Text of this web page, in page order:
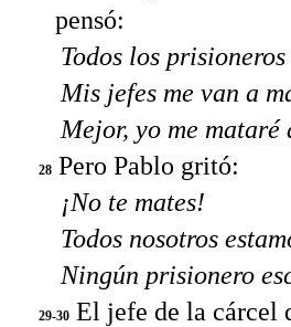
pensó:
Todos los
Mis jefes me van a
Mejor, yo me mataré
28 Pero Pablo gritó:
¡No te mates!
Todos nosotros
Ningún prisionero
29-30 El jefe de la cárcel